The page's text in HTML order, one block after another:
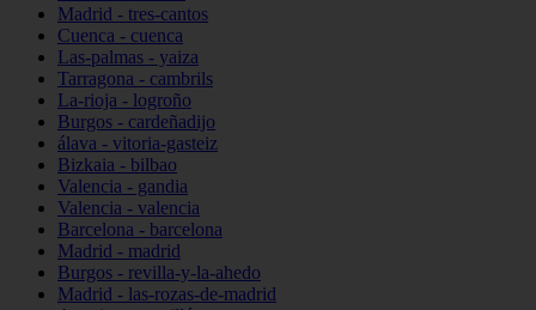
Madrid - tres-cantos
Cuenca - cuenca
Las-palmas - yaiza
Tarragona - cambrils
La-rioja - logroño
Burgos - cardeñadijo
álava - vitoria-gasteiz
Bizkaia - bilbao
Valencia - gandia
Valencia - valencia
Barcelona - barcelona
Madrid - madrid
Burgos - revilla-y-la-ahedo
Madrid - las-rozas-de-madrid